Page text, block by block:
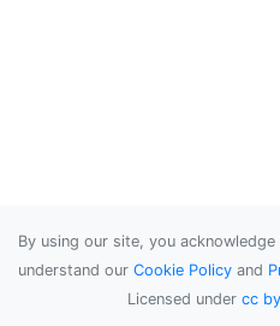
By using our site, you
understand our Cookie Policy and
Licensed under cc